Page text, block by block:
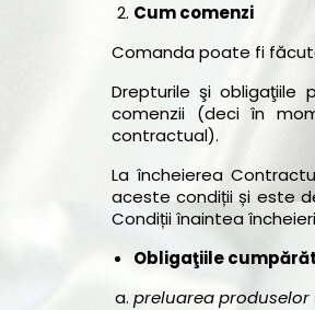
Cum comenzi
Comanda poate fi
Drepturile şi
comenzii (deci în
contractual).
La încheierea
aceste condiții și este
Condiții înaintea
Obligaţiile
preluarea produselor